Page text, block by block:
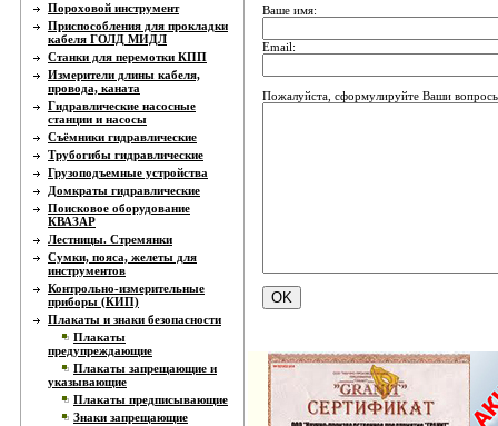
Пороховой инструмент
Приспособления для прокладки
кабеля ГОЛД МИДЛ
Станки для перемотки КПП
Измерители длины кабеля,
провода, каната
Гидравлические насосные
станции и насосы
Съёмники гидравлические
Трубогибы гидравлические
Грузоподъемные устройства
Домкраты гидравлические
Поисковое оборудование
КВАЗАР
Лестницы. Стремянки
Сумки, пояса, желеты для
инструментов
Контрольно-измерительные
приборы (КИП)
Плакаты и знаки безопасности
Плакаты
предупреждающие
Плакаты запрещающие и
указывающие
Плакаты предписывающие
Знаки запрещающие
Ваше имя:
Email:
Пожалуйста, сформулируйте Ваши